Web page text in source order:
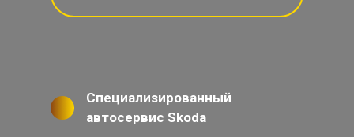
Специализированный
автосервис Skoda